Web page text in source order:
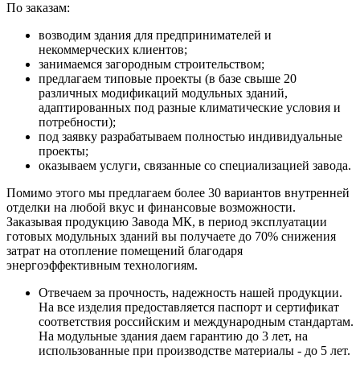
По заказам:
возводим здания для предпринимателей и
некоммерческих клиентов;
занимаемся загородным строительством;
предлагаем типовые проекты (в базе свыше 20
различных модификаций модульных зданий,
адаптированных под разные климатические условия и
потребности);
под заявку разрабатываем полностью индивидуальные
проекты;
оказываем услуги, связанные со специализацией завода.
Помимо этого мы предлагаем более 30 вариантов внутренней
отделки на любой вкус и финансовые возможности.
Заказывая продукцию Завода МК, в период эксплуатации
готовых модульных зданий вы получаете до 70% снижения
затрат на отопление помещений благодаря
энергоэффективным технологиям.
Отвечаем за прочность, надежность нашей продукции.
На все изделия предоставляется паспорт и сертификат
соответствия российским и международным стандартам.
На модульные здания даем гарантию до 3 лет, на
использованные при производстве материалы - до 5 лет.